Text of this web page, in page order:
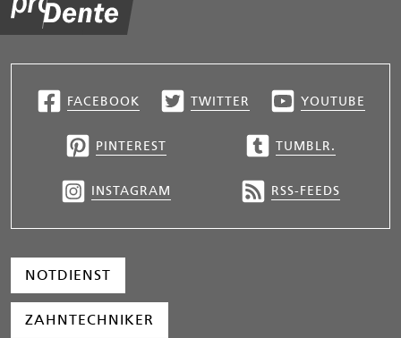
FACEBOOK TWITTER YOUTUBE
PINTEREST TUMBLR.
INSTAGRAM RSS-FEEDS
NOTDIENST
ZAHNTECHNIKER